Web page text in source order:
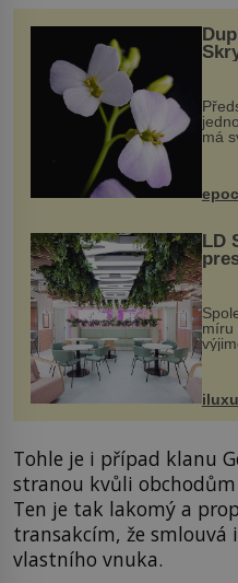
má
LD
míru
Tohle je i případ klanu
stranou kvůli
Ten je tak lakomý a
transakcím, že smlouvá
vlastního vnuka.